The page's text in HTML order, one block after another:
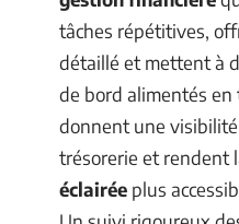
tâches répétitives,
détaillé et mettent à
de bord alimentés en
donnent une
trésorerie et rendent
éclairée plus